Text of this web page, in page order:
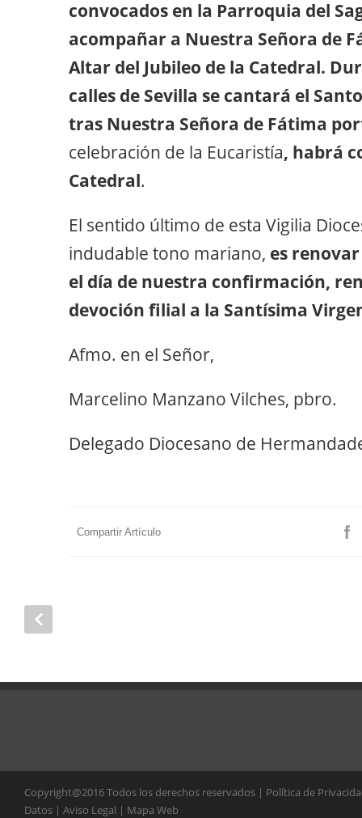
convocados en la Parroquia del
acompañar a Nuestra Señora de
Altar del Jubileo de la Catedral.
calles de Sevilla se cantará el
tras Nuestra Señora de Fátima
celebración de la Eucaristía, habrá
Catedral.
El sentido último de esta Vigilia
indudable tono mariano, es
el día de nuestra confirmación,
devoción filial a la Santísima
Afmo. en el Señor,
Marcelino Manzano Vilches, pbro.
Delegado Diocesano de
Compartir Artículo
Copyright@2016 Todos los derechos reservados | Política de
Datos | Aviso Legal | Mapa Web